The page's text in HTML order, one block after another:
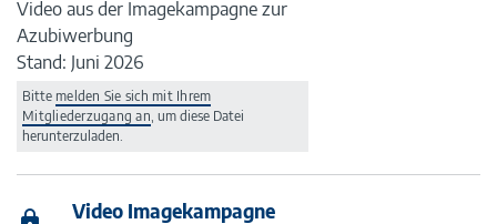
Video aus der Imagekampagne zur
Azubiwerbung
Stand: Juni 2026
Bitte melden Sie sich mit Ihrem
Mitgliederzugang an, um diese Datei
herunterzuladen.
Video Imagekampagne